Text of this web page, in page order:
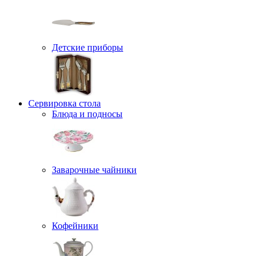
Детские приборы
Сервировка стола
Блюда и подносы
Заварочные чайники
Кофейники